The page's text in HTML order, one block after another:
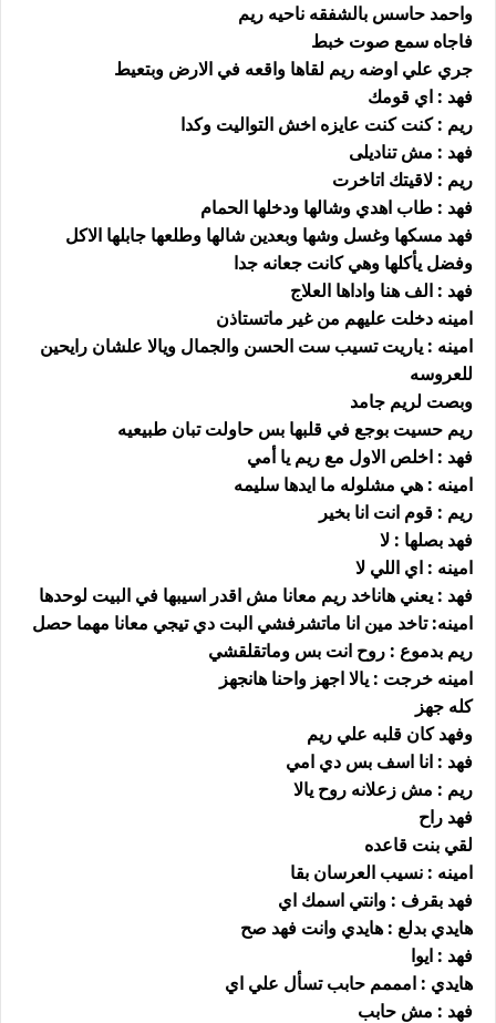
واحمد حاسس بالشفقه ناحيه ريم
فاجاه سمع صوت خبط
جري علي اوضه ريم لقاها واقعه في الارض وبتعيط
فهد : اي قومك
ريم : كنت كنت عايزه اخش التواليت وكدا
فهد : مش تناديلى
ريم : لاقيتك اتاخرت
فهد : طاب اهدي وشالها ودخلها الحمام
فهد مسكها وغسل وشها وبعدين شالها وطلعها جابلها الاكل
وفضل يأكلها وهي كانت جعانه جدا
فهد : الف هنا واداها العلاج
امينه دخلت عليهم من غير ماتستاذن
امينه : ياريت تسيب ست الحسن والجمال ويالا علشان رايحين
للعروسه
وبصت لريم جامد
ريم حسيت بوجع في قلبها بس حاولت تبان طبيعيه
فهد : اخلص الاول مع ريم يا أمي
امينه : هي مشلوله ما ايدها سليمه
ريم : قوم انت انا بخير
فهد بصلها : لا
امينه : اي اللي لا
فهد : يعني هاناخد ريم معانا مش اقدر اسيبها في البيت لوحدها
امينه: تاخد مين انا ماتشرفشي البت دي تيجي معانا مهما حصل
ريم بدموع : روح انت بس وماتقلقشي
امينه خرجت : يالا اجهز واحنا هانجهز
كله جهز
وفهد كان قلبه علي ريم
فهد : انا اسف بس دي امي
ريم : مش زعلانه روح يالا
فهد راح
لقي بنت قاعده
امينه : نسيب العرسان بقا
فهد بقرف : وانتي اسمك اي
هايدي بدلع : هايدي وانت فهد صح
فهد : ايوا
هايدي : امممم حابب تسأل علي اي
فهد : مش حابب